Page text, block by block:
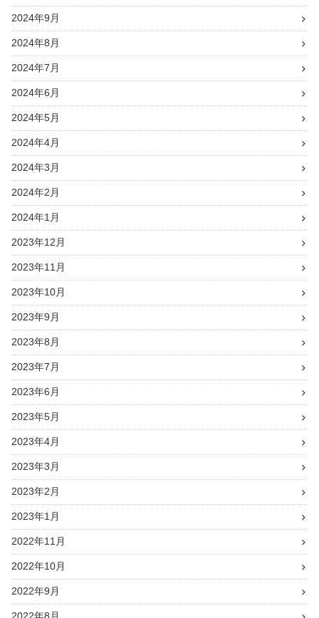
2024年9月
2024年8月
2024年7月
2024年6月
2024年5月
2024年4月
2024年3月
2024年2月
2024年1月
2023年12月
2023年11月
2023年10月
2023年9月
2023年8月
2023年7月
2023年6月
2023年5月
2023年4月
2023年3月
2023年2月
2023年1月
2022年11月
2022年10月
2022年9月